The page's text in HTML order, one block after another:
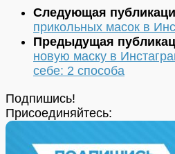
Следующая
прикольных масок в
Предыдущая
новую маску в
себе: 2 способа
Подпишись!
Присоединяйтесь: